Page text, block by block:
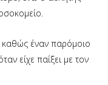
καθώς έναν παρόμοιο
είχε παίξει με τον